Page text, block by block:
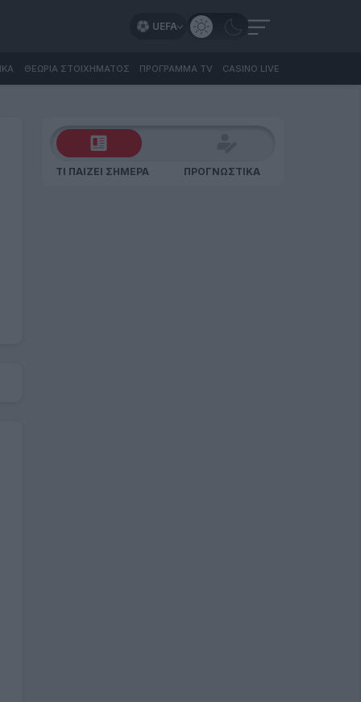
UEFA
ΘΕΩΡΙΑ ΣΤΟΙΧΗΜΑΤΟΣ ΠΡΟΓΡΑΜΜΑ TV CASINO LIVE
ΤΙ ΠΑΙΖΕΙ ΣΗΜΕΡΑ ΠΡΟΓΝΩΣΤΙΚΑ